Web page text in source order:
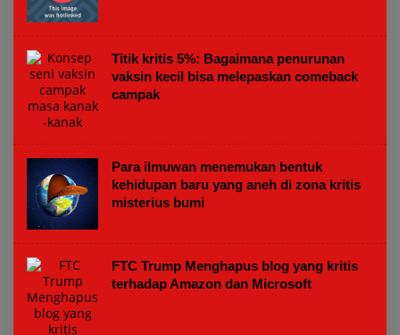
Titik kritis 5%: Bagaimana penurunan
vaksin kecil bisa melepaskan comeback
campak
Para ilmuwan menemukan bentuk
kehidupan baru yang aneh di zona kritis
misterius bumi
FTC Trump Menghapus blog yang kritis
terhadap Amazon dan Microsoft